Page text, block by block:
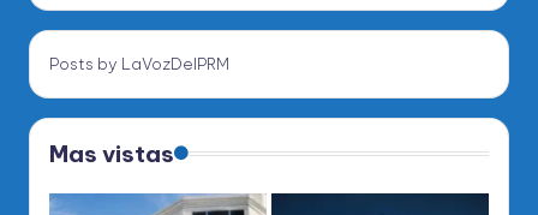
Posts by LaVozDelPRM
Mas vistas